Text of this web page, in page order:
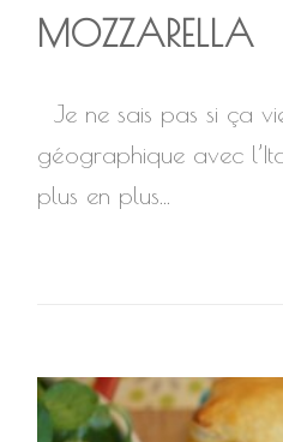
MOZZARELLA
Je ne sais pas si ça
géographique avec
plus en plus...